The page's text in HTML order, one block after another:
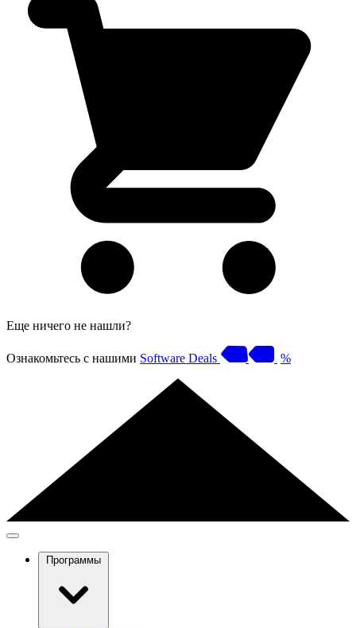
Еще ничего не нашли?
Ознакомьтесь с нашими Software Deals %
Программы